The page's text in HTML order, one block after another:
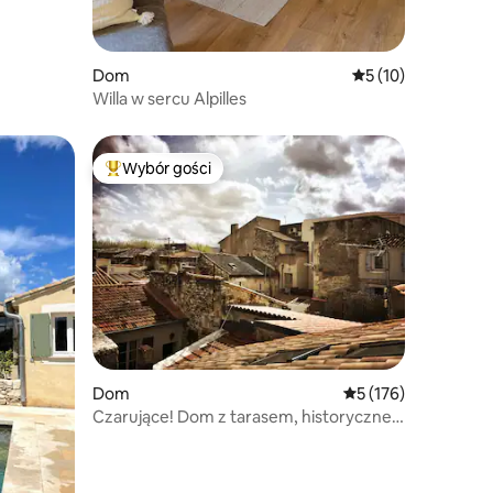
Dom Średnia ocena: 5
5 (10)
Willa w sercu Alpilles
gości Najpopularniejsze z kategorii Wybór gości
Wybór gości
Dom Średnia ocena: 5
5 (176)
Czarujące! Dom z tarasem, historyczne